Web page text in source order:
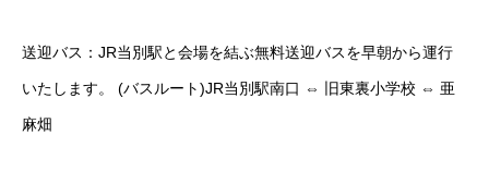
送迎バス：JR当別駅と会場を結ぶ無料送迎バスを早朝から運行
いたします。 (バスルート)JR当別駅南口 ⇔ 旧東裏小学校 ⇔ 亜
麻畑